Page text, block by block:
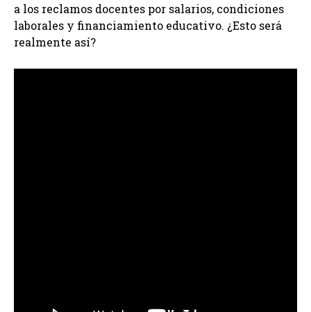
a los reclamos docentes por salarios, condiciones
laborales y financiamiento educativo. ¿Esto será
realmente así?